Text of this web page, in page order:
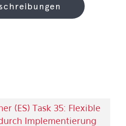
(ES) Task 35: Flexible
Implementierung